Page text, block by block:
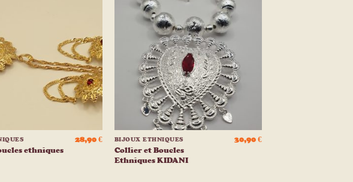
d’envies
ethniques
28,90 €
Ajouter
d’envies
BIJOUX ETHNIQUES
Collier et Boucles
Ethniques KIDANI
30,90€